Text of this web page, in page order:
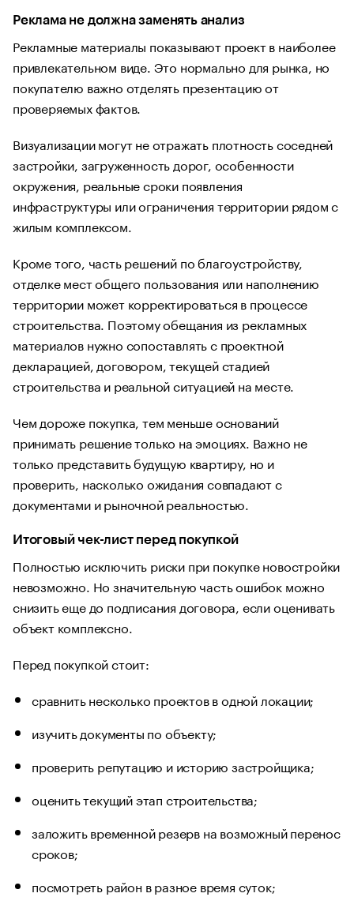
Реклама не должна заменять анализ
Рекламные материалы показывают проект в наиболее
привлекательном виде. Это нормально для рынка, но
покупателю важно отделять презентацию от
проверяемых фактов.
Визуализации могут не отражать плотность соседней
застройки, загруженность дорог, особенности
окружения, реальные сроки появления
инфраструктуры или ограничения территории рядом с
жилым комплексом.
Кроме того, часть решений по благоустройству,
отделке мест общего пользования или наполнению
территории может корректироваться в процессе
строительства. Поэтому обещания из рекламных
материалов нужно сопоставлять с проектной
декларацией, договором, текущей стадией
строительства и реальной ситуацией на месте.
Чем дороже покупка, тем меньше оснований
принимать решение только на эмоциях. Важно не
только представить будущую квартиру, но и
проверить, насколько ожидания совпадают с
документами и рыночной реальностью.
Итоговый чек-лист перед покупкой
Полностью исключить риски при покупке новостройки
невозможно. Но значительную часть ошибок можно
снизить еще до подписания договора, если оценивать
объект комплексно.
Перед покупкой стоит:
сравнить несколько проектов в одной локации;
изучить документы по объекту;
проверить репутацию и историю застройщика;
оценить текущий этап строительства;
заложить временной резерв на возможный перенос
сроков;
посмотреть район в разное время суток;